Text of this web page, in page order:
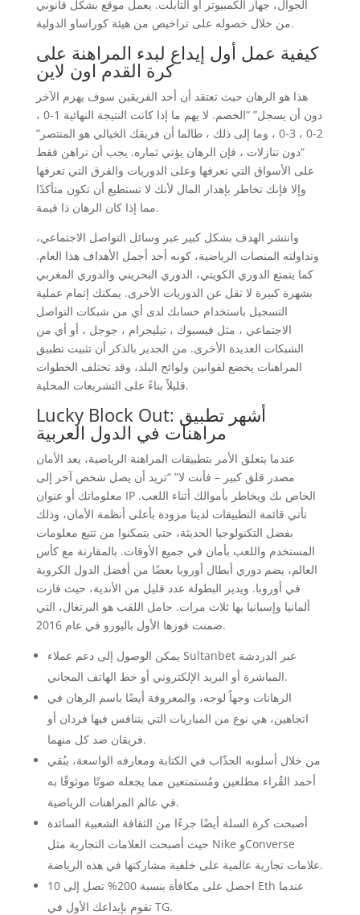
الجوال، جهاز الكمبيوتر أو التابلت. يعمل موقع بشكل قانوني
من خلال خصوله على تراخيص من هيئة كوراساو الدولية.
كيفية عمل أول إيداع لبدء المراهنة على
كرة القدم اون لاين
هذا هو الرهان حيث تعتقد أن أحد الفريقين سوف يهزم الآخر
دون أن يسجل” “الخصم. لا يهم ما إذا كانت النتيجة النهائية 1-0 ،
2-0 ، 3-0 ، وما إلى ذلك ، طالما أن فريقك الخيالي هو المنتصر”
“دون تنازلات ، فإن الرهان يؤتي ثماره. يجب أن تراهن فقط
على الأسواق التي تعرفها وعلى الدوريات والفرق التي تعرفها
وإلا فإنك تخاطر بإهدار المال لأنك لا تستطيع أن تكون متأكدًا
مما إذا كان الرهان ذا قيمة.
وانتشر الهدف بشكل كبير عبر وسائل التواصل الاجتماعي،
وتداولته المنصات الرياضية، كونه أحد أجمل الأهداف هذا العام.
كما يتمتع الدوري الكويتي، الدوري البحريني والدوري المغربي
بشهرة كبيرة لا تقل عن الدوريات الأخرى. يمكنك إتمام عملية
التسجيل باستخدام حسابك لدى أي من شبكات التواصل
الاجتماعي ، مثل فيسبوك ، تيليجرام ، جوجل ، أو أي من
الشبكات العديدة الأخرى. من الجدير بالذكر أن تثبيت تطبيق
المراهنات يخضع لقوانين ولوائح البلد، وقد تختلف الخطوات
قليلاً بناءً على التشريعات المحلية.
Lucky Block Out: أشهر تطبيق
مراهنات في الدول العربية
عندما يتعلق الأمر بتطبيقات المراهنة الرياضية، يعد الأمان
مصدر قلق كبير – فأنت لا” “تريد أن يصل شخص آخر إلى
معلوماتك أو عنوان IP الخاص بك ويخاطر بأموالك أثناء اللعب.
تأتي قائمة التطبيقات لدينا مزودة بأعلى أنظمة الأمان، وذلك
بفضل التكنولوجيا الحديثة، حتى يتمكنوا من تتبع معلومات
المستخدم واللعب بأمان في جميع الأوقات. بالمقارنة مع كأس
العالم، يضم دوري أبطال أوروبا بعضًا من أفضل الدول الكروية
في أوروبا. ويدير البطولة عدد قليل من الأندية، حيث فازت
ألمانيا وإسبانيا بها ثلاث مرات. حامل اللقب هو البرتغال، التي
ضمنت فوزها الأول باليورو في عام 2016.
يمكن الوصول إلى دعم عملاء Sultanbet عبر الدردشة
المباشرة أو البريد الإلكتروني أو خط الهاتف المجاني.
الرهانات وجهاً لوجه، والمعروفة أيضًا باسم الرهان في
اتجاهين، هي نوع من المباريات التي يتنافس فيها فردان أو
فريقان ضد كل منهما.
من خلال أسلوبه الجذّاب في الكتابة ومعارفه الواسعة، يبُقي
أحمد القُراء مطلعين ومُستمتعين مما يجعله صوتًا موثوقًا به
في عالم المراهنات الرياضية.
أصبحت كرة السلة أيضًا جزءًا من الثقافة الشعبية السائدة
حيث أصبحت العلامات التجارية مثل Nike وConverse
علامات تجارية عالمية على خلفية مشاركتها في هذه الرياضة.
احصل على مكافأة بنسبة 200% تصل إلى 10 Eth عندما
تقوم بإيداعك الأول في TG.